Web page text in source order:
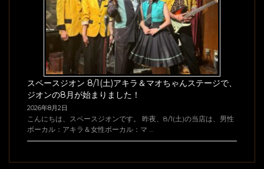
スペースジオン 8/1(土)アキラ＆マオちゃんステージで、
ジオンの8月が始まりました！
2026年8月2日
こんにちは、スペースジオンです。 昨夜、8/1(土)の当店は、男性
ボーカル：アキラ＆女性ボーカル：マ …